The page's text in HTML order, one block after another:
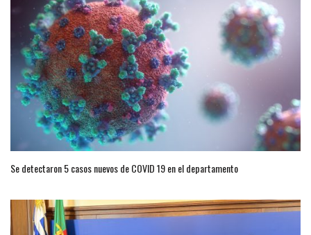
Se detectaron 5 casos nuevos de COVID 19 en el departamento